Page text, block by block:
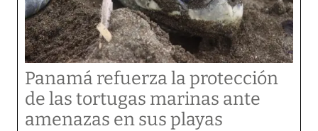
Panamá refuerza la protección
de las tortugas marinas ante
amenazas en sus playas